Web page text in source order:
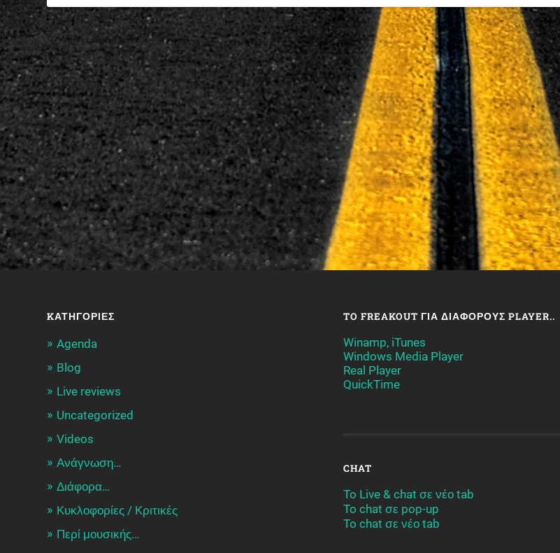
KΑΤΗΓΟΡΊΕΣ
Agenda
Blog
Live reviews
Uncategorized
Videos
Ανάγνωση…
Διάφορα…
Κυκλοφορίες / Kριτικές
Περί μουσικής…
TO FREAKOUT ΓΙΑ ΔΙΆΦΟΡΟΥΣ PLAYER..
Winamp, iTunes
Windows Media Player
Real Player
QuickTime
CHAT
To Live & chat σε νέο tab
To chat σε pop-up
To chat σε νέο tab